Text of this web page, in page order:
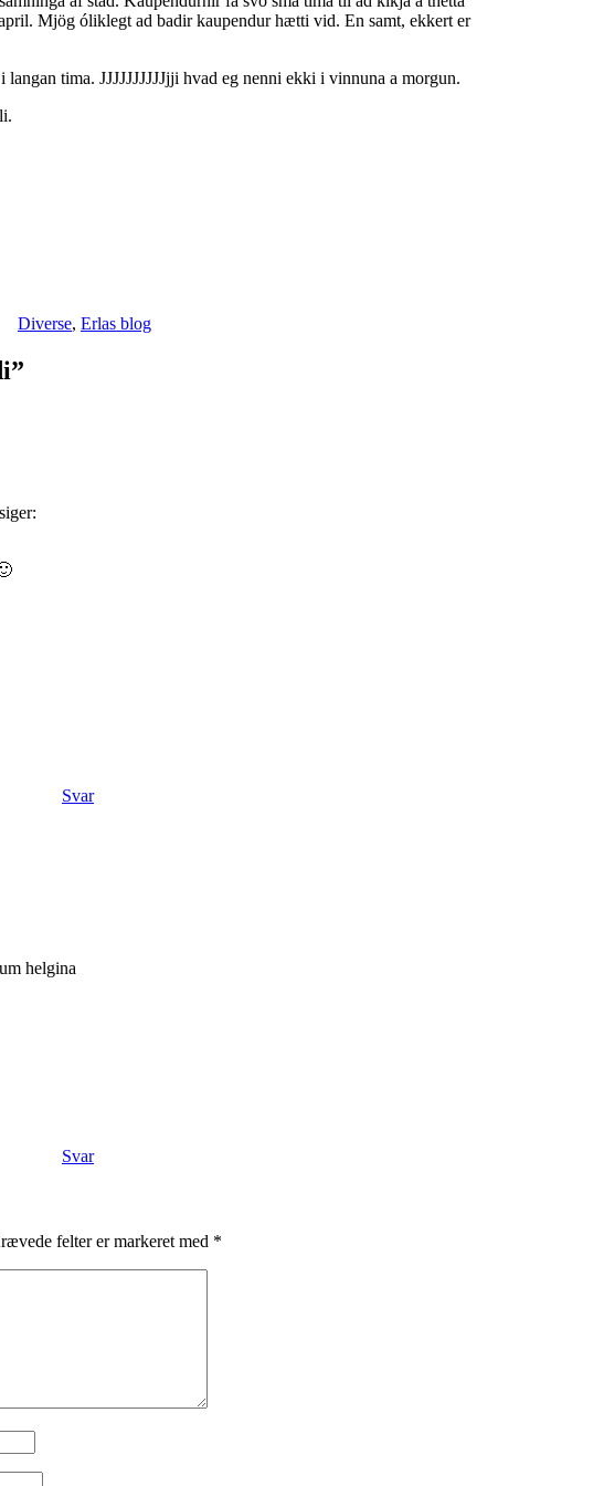
Mjög óliklegt ad badir kaupendur hætti vid. En samt, ekkert er
tima. JJJJJJJJJJjji hvad eg nenni ekki i vinnuna a morgun.
Diverse, Erlas blog
siger:
Svar
helgina
Svar
felter er markeret med *